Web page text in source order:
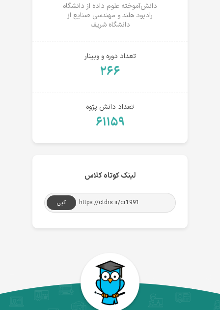
دانش‌آموخته علوم داده از دانشگاه
رادبود هلند و مهندسی صنایع از
دانشگاه شریف
تعداد دوره و وبینار
۲۶۶
تعداد دانش پژوه
۶۱۱۵۹
لینک کوتاه کلاس
کپی